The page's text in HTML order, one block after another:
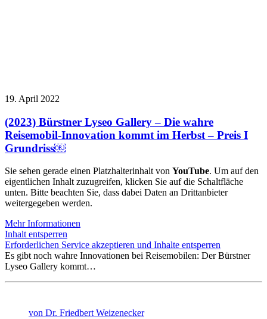
19. April 2022
(2023) Bürstner Lyseo Gallery – Die wahre
Reisemobil-Innovation kommt im Herbst – Preis I
Grundriss￼
Sie sehen gerade einen Platzhalterinhalt von YouTube. Um auf den
eigentlichen Inhalt zuzugreifen, klicken Sie auf die Schaltfläche
unten. Bitte beachten Sie, dass dabei Daten an Drittanbieter
weitergegeben werden.
Mehr Informationen
Inhalt entsperren
Erforderlichen Service akzeptieren und Inhalte entsperren
Es gibt noch wahre Innovationen bei Reisemobilen: Der Bürstner
Lyseo Gallery kommt…
von Dr. Friedbert Weizenecker